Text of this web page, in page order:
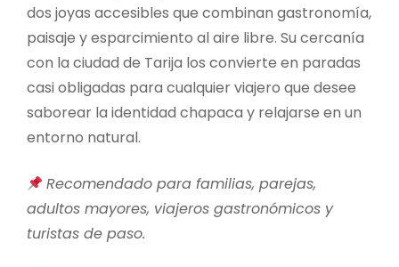
dos joyas accesibles que combinan gastronomía,
paisaje y esparcimiento al aire libre. Su cercanía
con la ciudad de Tarija los convierte en paradas
casi obligadas para cualquier viajero que desee
saborear la identidad chapaca y relajarse en un
entorno natural.
Recomendado para familias, parejas,
adultos mayores, viajeros gastronómicos y
turistas de paso.